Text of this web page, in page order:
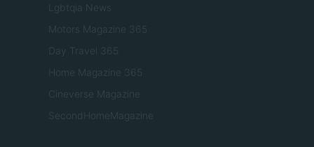
Lgbtqia News
Motors Magazine 365
Day Travel 365
Home Magazine 365
Cineverse Magazine
SecondHomeMagazine